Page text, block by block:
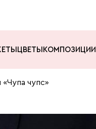
ЦВЕТЫ КОМПОЗИЦИИ
«Чупа чупс»